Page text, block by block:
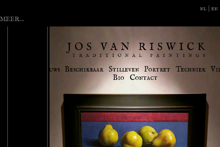
Nieuws Beschikbaar Stilleven Portret Techniek
Bio
Contact
MEER...
nl | en